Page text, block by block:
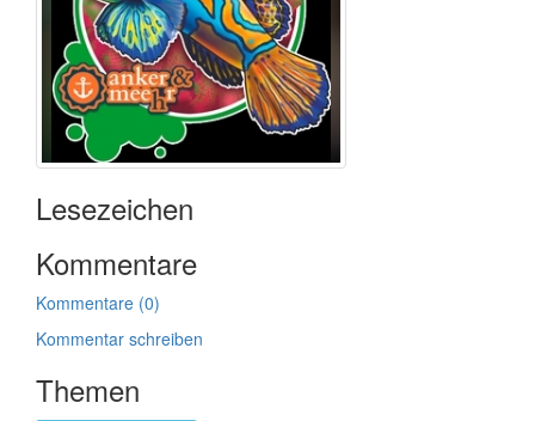
Lesezeichen
Kommentare
Kommentare (0)
Kommentar schreiben
Themen